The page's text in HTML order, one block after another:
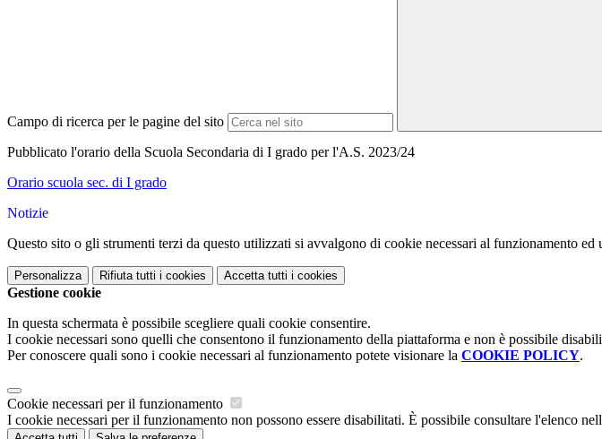
Campo di ricerca per le pagine del sito
Pubblicato l'orario della Scuola Secondaria di I grado per l'A.S. 2023/24
Orario scuola sec. di I grado
Notizie
Questo sito o gli strumenti terzi da questo utilizzati si avvalgono di cookie necessari al funzionamento
Personalizza Rifiuta tutti i cookies Accetta tutti i cookies
Gestione cookie
In questa schermata è possibile scegliere quali cookie consentire.
I cookie necessari sono quelli che consentono il funzionamento della piattaforma e non è possibile
Per conoscere quali sono i cookie necessari al funzionamento potete visionare la COOKIE POLICY.
Cookie necessari per il funzionamento
I cookie necessari per il funzionamento non possono essere disabilitati. È possibile consultare l'elenco